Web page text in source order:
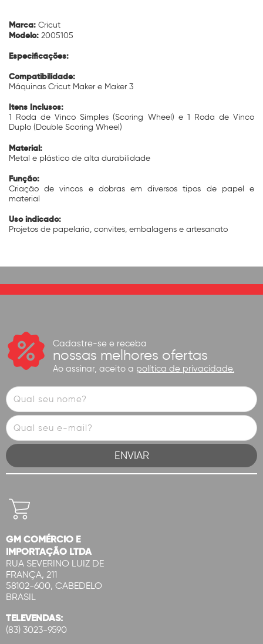
Marca: Cricut
Modelo: 2005105
Especificações:
Compatibilidade:
Máquinas Cricut Maker e Maker 3
Itens Inclusos:
1 Roda de Vinco Simples (Scoring Wheel) e 1 Roda de Vinco
Duplo (Double Scoring Wheel)
Material:
Metal e plástico de alta durabilidade
Função:
Criação de vincos e dobras em diversos tipos de papel e
material
Uso indicado:
Projetos de papelaria, convites, embalagens e artesanato
Cadastre-se e receba
nossas melhores ofertas
Ao assinar, aceito a política de privacidade.
GM COMÉRCIO E
IMPORTAÇÃO LTDA
RUA SEVERINO LUIZ DE
FRANÇA, 211
58102-600, CABEDELO
BRASIL
TELEVENDAS:
(83) 3023-9590